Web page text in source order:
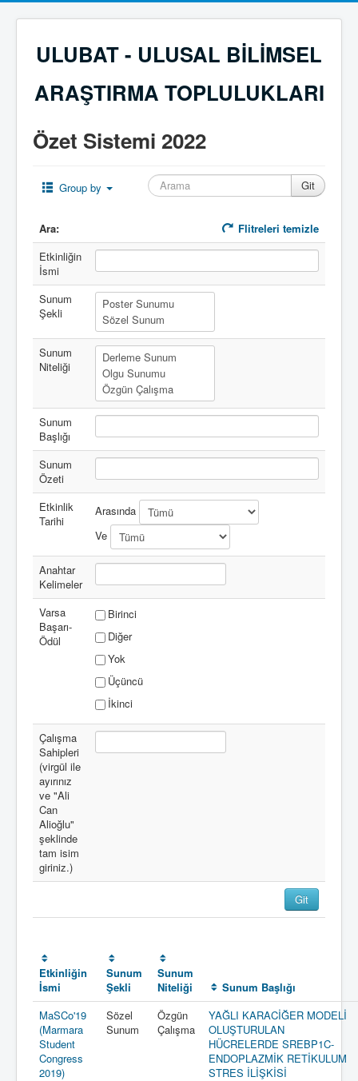
ULUBAT - ULUSAL BİLİMSEL
ARAŞTIRMA TOPLULUKLARI
Özet Sistemi 2022
Group by
Ara:
Flitreleri temizle
Etkinliğin
İsmi
Sunum
Şekli
Sunum
Niteliği
Sunum
Başlığı
Sunum
Özeti
Etkinlik
Tarihi
Arasında
Ve
Anahtar
Kelimeler
Varsa
Başarı-
Ödül
Birinci
Diğer
Yok
Üçüncü
İkinci
Çalışma
Sahipleri
(virgül ile
ayırınız
ve "Ali
Can
Alioğlu"
şeklinde
tam isim
giriniz.)
Etkinliğin
İsmi
Sunum
Şekli
Sunum
Niteliği
Sunum Başlığı
MaSCo'19
(Marmara
Student
Congress
2019)
Sözel
Sunum
Özgün
Çalışma
YAĞLI KARACİĞER MODELİ
OLUŞTURULAN
HÜCRELERDE SREBP1C-
ENDOPLAZMİK RETİKULUM
STRES İLİŞKİSİ